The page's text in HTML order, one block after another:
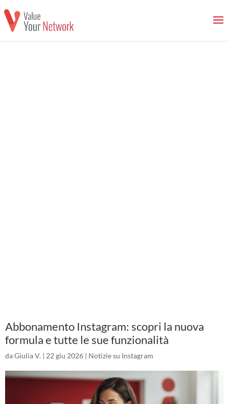
Abbonamento Instagram: scopri la nuova
formula e tutte le sue funzionalità
daGiulia V. | 22 giu 2026 | Notizie su Instagram